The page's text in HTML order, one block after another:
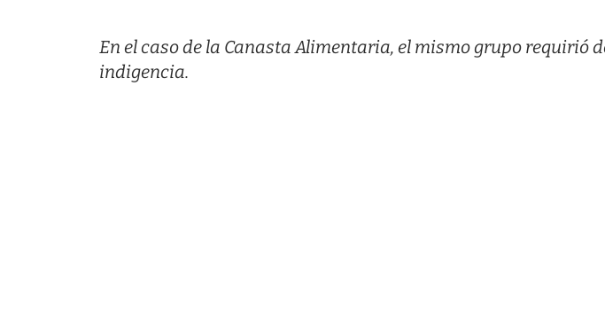
En el caso de la Canasta Alimentaria, el mismo grupo requirió
indigencia.